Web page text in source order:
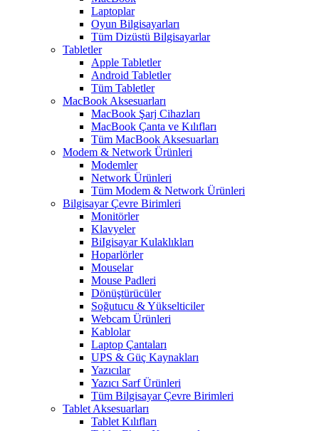
Laptoplar
Oyun Bilgisayarları
Tüm Dizüstü Bilgisayarlar
Tabletler
Apple Tabletler
Android Tabletler
Tüm Tabletler
MacBook Aksesuarları
MacBook Şarj Cihazları
MacBook Çanta ve Kılıfları
Tüm MacBook Aksesuarları
Modem & Network Ürünleri
Modemler
Network Ürünleri
Tüm Modem & Network Ürünleri
Bilgisayar Çevre Birimleri
Monitörler
Klavyeler
BiIgisayar Kulaklıkları
Hoparlörler
Mouselar
Mouse Padleri
Dönüştürücüler
Soğutucu & Yükselticiler
Webcam Ürünleri
Kablolar
Laptop Çantaları
UPS & Güç Kaynakları
Yazıcılar
Yazıcı Sarf Ürünleri
Tüm Bilgisayar Çevre Birimleri
Tablet Aksesuarları
Tablet Kılıfları